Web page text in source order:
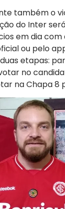
também o
do Inter
em dia
ou pelo
etapas:
no
na Chapa 8